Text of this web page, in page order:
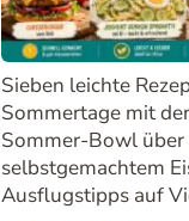
Sieben leichte
Sommertage mit
Sommer-Bowl über
selbstgemachtem
Ausflugstipps auf